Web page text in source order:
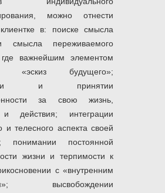
можно отнести
в: поиске смысла
смысла переживаемого
где важнейшим элементом
«эскиз будущего»;
и принятии
за свою жизнь,
и действия; интеграции
и телесного аспекта своей
понимании постоянной
жизни и терпимости к
с «внутренним
высвобождении